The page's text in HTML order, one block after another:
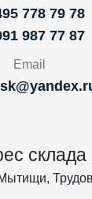
778 79 78
987 77 87
Email
склада